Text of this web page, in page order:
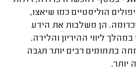
הוליסטיים כמו שיאצו,
וכדומה. הן משלבות את הידע
ליווי ההיריון והלידה.
בתחומים רבים יותר תגבה
יותר.